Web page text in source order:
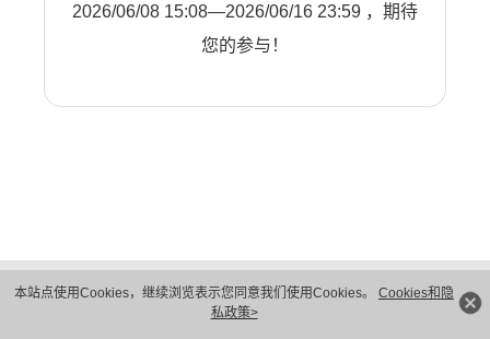
本站点使用Cookies，继续浏览表示您同意我们使用Cookies。 Cookies和隐
私政策>
2026/06/08 15:08—2026/06/16 23:59 ，期待
您的参与！
隐私保护
法律声明